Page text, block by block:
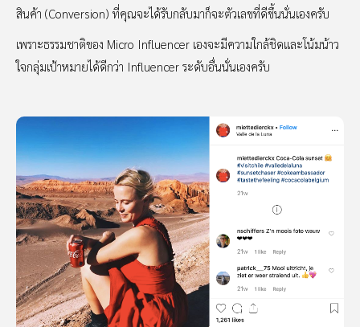
สินค้า (Conversion) ที่คุณจะได้รับกลับมาก็จะตัวเลขที่ดีขึ้นนั่นเองครับ
เพราะธรรมชาติของ Micro Influencer เองจะมีความใกล้ชิดและโน้มน้าว
ใจกลุ่มเป้าหมายได้ดีกว่า Influencer ระดับอื่นนั่นเองครับ